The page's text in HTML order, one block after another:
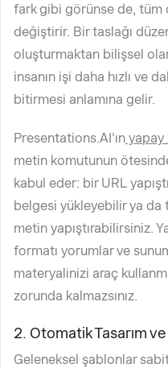
fark gibi görünse de, tüm
değiştirir. Bir taslağı
oluşturmaktan bilişsel
insanın işi daha hızlı ve
bitirmesi anlamına gelir.
Presentations.AI'ın yapay
metin komutunun
kabul eder: bir URL
belgesi yükleyebilir ya da
metin yapıştırabilirsiniz.
formatı yorumlar ve
materyalinizi araç
zorunda kalmazsınız.
2. Otomatik Tasarım
Geleneksel şablonlar